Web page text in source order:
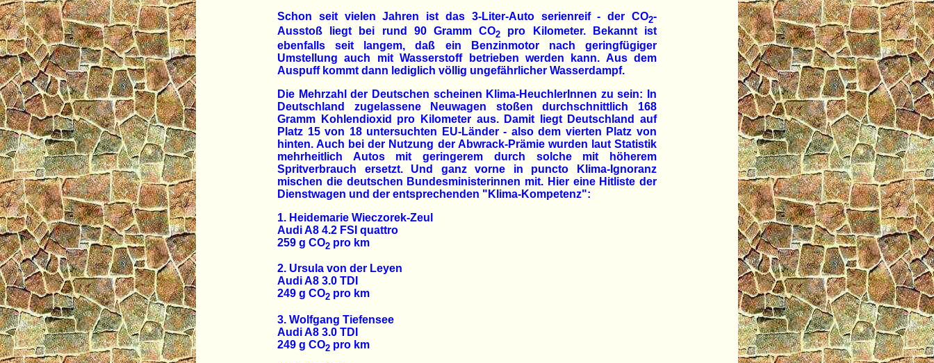
Schon seit vielen Jahren ist das 3-Liter-Auto serienreif - der CO2-
Ausstoß liegt bei rund 90 Gramm CO2 pro Kilometer. Bekannt ist
ebenfalls seit langem, daß ein Benzinmotor nach geringfügiger
Umstellung auch mit Wasserstoff betrieben werden kann. Aus dem
Auspuff kommt dann lediglich völlig ungefährlicher Wasserdampf.
Die Mehrzahl der Deutschen scheinen Klima-HeuchlerInnen zu sein: In
Deutschland zugelassene Neuwagen stoßen durchschnittlich 168
Gramm Kohlendioxid pro Kilometer aus. Damit liegt Deutschland auf
Platz 15 von 18 untersuchten EU-Länder - also dem vierten Platz von
hinten. Auch bei der Nutzung der Abwrack-Prämie wurden laut Statistik
mehrheitlich Autos mit geringerem durch solche mit höherem
Spritverbrauch ersetzt. Und ganz vorne in puncto Klima-Ignoranz
mischen die deutschen Bundesministerinnen mit. Hier eine Hitliste der
Dienstwagen und der entsprechenden "Klima-Kompetenz":
1. Heidemarie Wieczorek-Zeul
Audi A8 4.2 FSI quattro
259 g CO2 pro km
2. Ursula von der Leyen
Audi A8 3.0 TDI
249 g CO2 pro km
3. Wolfgang Tiefensee
Audi A8 3.0 TDI
249 g CO2 pro km